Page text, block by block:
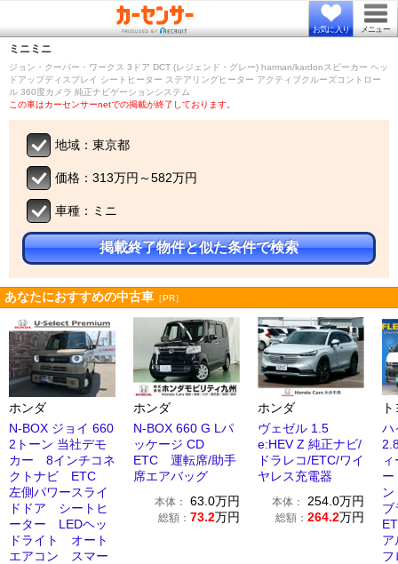
お気に入り メニュー
ミニ ミニ
ジョン・クーパー・ワークス 3ドア DCT (レジェンド・グレー) harman/kardonスピーカー ヘッ
ドアップディスプレイ シートヒーター ステアリングヒーター アクティブクルーズコントロー
ル 360度カメラ 純正ナビゲーションシステム
この車はカーセンサーnetでの掲載が終了しております。
地域：東京都
価格：313万円～582万円
車種：ミニ
掲載終了物件と似た条件で検索
あなたにおすすめの中古車 ［PR］
ホンダ
N-BOX ジョイ 660
2トーン 当社デモ
カー 8インチコネ
クトナビ ETC
左側パワースライ
ドドア シートヒ
ーター LEDヘッ
ドライト オート
エアコン スマー
ホンダ
N-BOX 660 G Lパ
ッケージ CD
ETC 運転席/助手
席エアバッグ
本体： 63.0万円
総額： 73.2万円
ホンダ
ヴェゼル 1.5
e:HEV Z 純正ナビ/
ドラレコ/ETC/ワイ
ヤレス充電器
本体： 254.0万円
総額： 264.2万円
ハ
ー
ブ
ア
フ